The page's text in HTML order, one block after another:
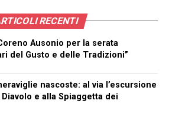
RECENTI
Ausonio per la serata
del Gusto e delle Tradizioni”
nascoste: al via l’escursione
e alla Spiaggetta dei